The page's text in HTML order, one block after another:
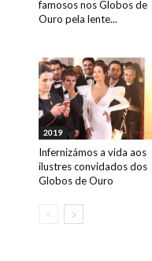
famosos nos Globos de
Ouro pela lente...
2019
Infernizámos a vida aos
ilustres convidados dos
Globos de Ouro